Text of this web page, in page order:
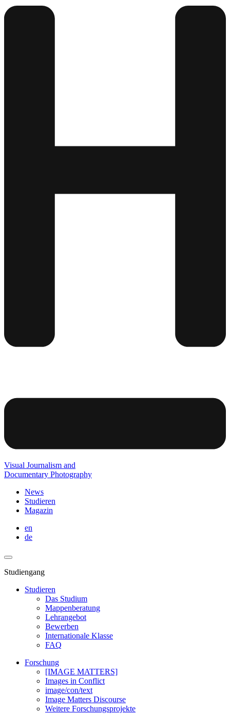
Visual Journalism and
Documentary Photography
News
Studieren
Magazin
en
de
Studiengang
Studieren
Das Studium
Mappenberatung
Lehrangebot
Bewerben
Internationale Klasse
FAQ
Forschung
[IMAGE MATTERS]
Images in Conflict
image/con/text
Image Matters Discourse
Weitere Forschungsprojekte